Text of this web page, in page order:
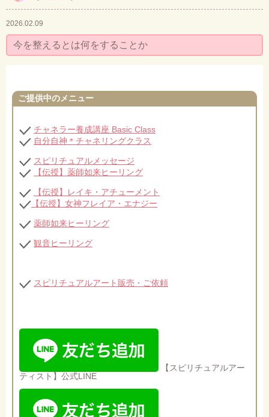
作品販売
イベント・セミナー・お茶会
セミナー・お茶会のご依頼
◆ブログ
プライバシーポリシー
2026.02.09
今を整えるとは何をすることか
ご提供中のメニュー
チャネラー養成講座 Basic Class
自分自神＊チャネリングクラス
スピリチュアルメッセージ
【伝授】薬師如来ヒーリング
【伝授】レイキ・アチューメント
【伝授】女神フレイア・エナジー
薬師如来ヒーリング
観音ヒーリング
スピリチュアルアート販売・ご依頼
【スピリチュアルアー
ティスト】公式LINE